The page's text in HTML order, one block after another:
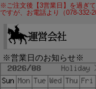
※ご注文後【3営業日】を過ぎ
ですが、お電話より（078-332-
※営業日のお知らせ※